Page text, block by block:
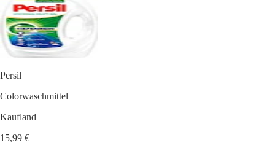
Persil
Colorwaschmittel
Kaufland
15,99 €